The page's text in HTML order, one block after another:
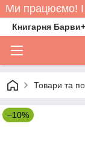
Ми працюємо!
Книгарня Барви+
Товари та
–10%